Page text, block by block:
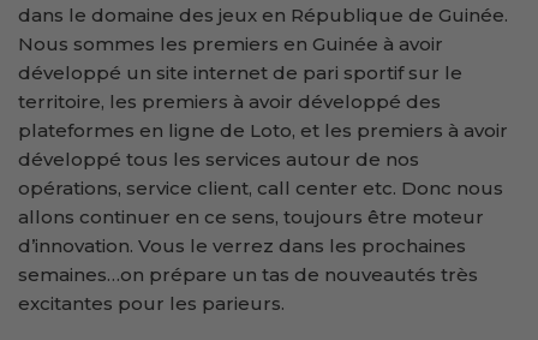
dans le domaine des jeux en République de Guinée.
Nous sommes les premiers en Guinée à avoir
développé un site internet de pari sportif sur le
territoire, les premiers à avoir développé des
plateformes en ligne de Loto, et les premiers à avoir
développé tous les services autour de nos
opérations, service client, call center etc. Donc nous
allons continuer en ce sens, toujours être moteur
d’innovation. Vous le verrez dans les prochaines
semaines…on prépare un tas de nouveautés très
excitantes pour les parieurs.